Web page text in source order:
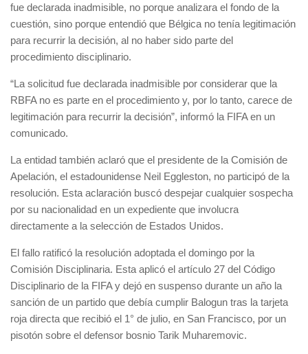
fue declarada inadmisible, no porque analizara el fondo de la
cuestión, sino porque entendió que Bélgica no tenía legitimación
para recurrir la decisión, al no haber sido parte del
procedimiento disciplinario.
“La solicitud fue declarada inadmisible por considerar que la
RBFA no es parte en el procedimiento y, por lo tanto, carece de
legitimación para recurrir la decisión”, informó la FIFA en un
comunicado.
La entidad también aclaró que el presidente de la Comisión de
Apelación, el estadounidense Neil Eggleston, no participó de la
resolución. Esta aclaración buscó despejar cualquier sospecha
por su nacionalidad en un expediente que involucra
directamente a la selección de Estados Unidos.
El fallo ratificó la resolución adoptada el domingo por la
Comisión Disciplinaria. Esta aplicó el artículo 27 del Código
Disciplinario de la FIFA y dejó en suspenso durante un año la
sanción de un partido que debía cumplir Balogun tras la tarjeta
roja directa que recibió el 1° de julio, en San Francisco, por un
pisotón sobre el defensor bosnio Tarik Muharemovic.